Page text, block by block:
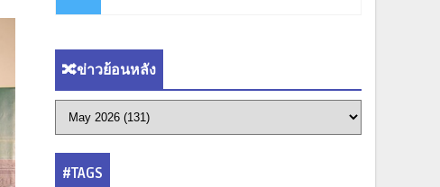
🔀ข่าวย้อนหลัง
#TAGS